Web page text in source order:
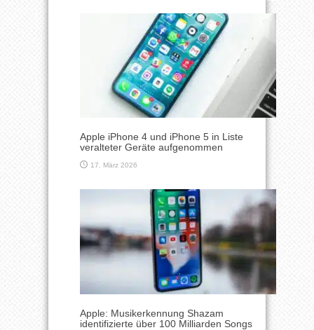
Apple iPhone 4 und iPhone 5 in Liste
veralteter Geräte aufgenommen
17. März 2026
Apple: Musikerkennung Shazam
identifizierte über 100 Milliarden Songs